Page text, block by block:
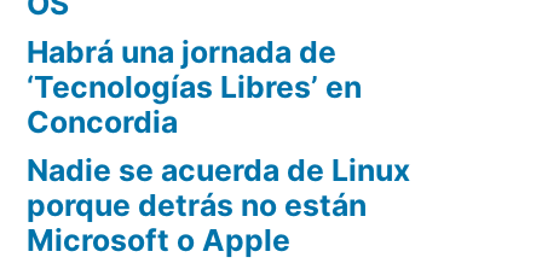
Habrá una jornada de
‘Tecnologías Libres’ en
Concordia
Nadie se acuerda de Linux
porque detrás no están
Microsoft o Apple